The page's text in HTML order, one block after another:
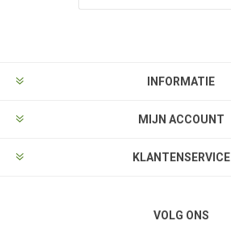
INFORMATIE
MIJN ACCOUNT
KLANTENSERVICE
VOLG ONS